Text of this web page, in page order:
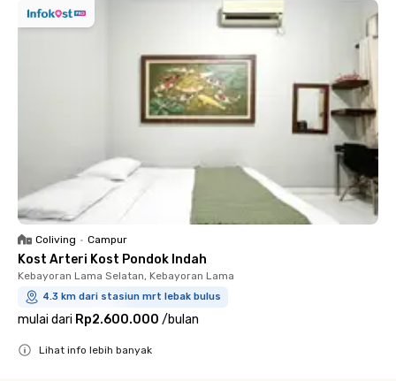
Coliving • Campur
Kost Arteri Kost Pondok Indah
Kebayoran Lama Selatan, Kebayoran Lama
4.3 km dari stasiun mrt lebak bulus
mulai dari Rp2.600.000 /bulan
Lihat info lebih banyak